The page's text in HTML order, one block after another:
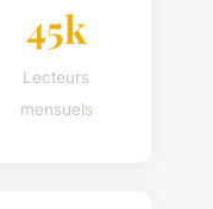
45k
Lecteurs
mensuels